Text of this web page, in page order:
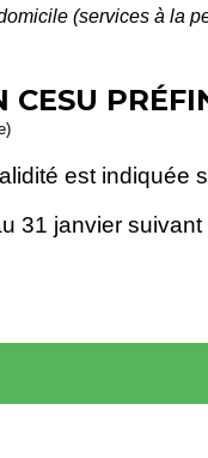
(services à la
est indiquée
31 janvier